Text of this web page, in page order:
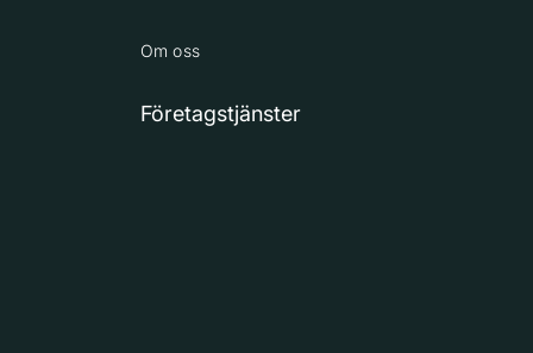
Om oss
Företagstjänster